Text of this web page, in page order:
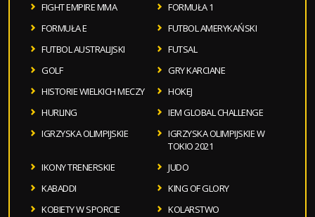
FIGHT EMPIRE MMA
FORMUŁA 1
FORMUŁA E
FUTBOL AMERYKAŃSKI
FUTBOL AUSTRALIJSKI
FUTSAL
GOLF
GRY KARCIANE
HISTORIE WIELKICH MECZY
HOKEJ
HURLING
IEM GLOBAL CHALLENGE
IGRZYSKA OLIMPIJSKIE
IGRZYSKA OLIMPIJSKIE W
TOKIO 2021
IKONY TRENERSKIE
JUDO
KABADDI
KING OF GLORY
KOBIETY W SPORCIE
KOLARSTWO